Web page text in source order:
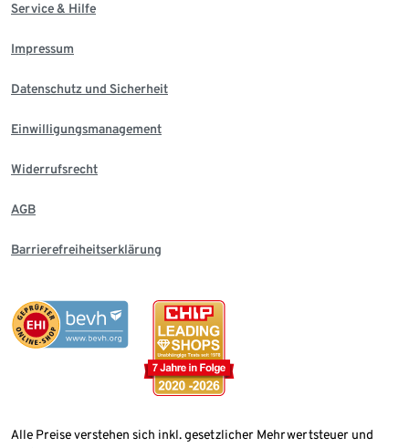
Service & Hilfe
Impressum
Datenschutz und Sicherheit
Einwilligungsmanagement
Widerrufsrecht
AGB
Barrierefreiheitserklärung
Alle Preise verstehen sich inkl. gesetzlicher Mehrwertsteuer und